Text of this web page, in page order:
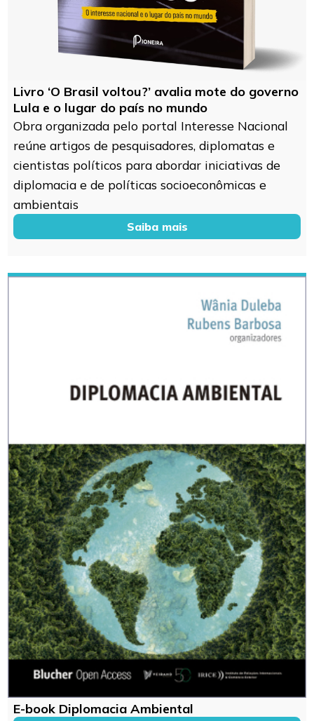
Livro ‘O Brasil voltou?’ avalia mote do governo
Lula e o lugar do país no mundo
Obra organizada pelo portal Interesse Nacional
reúne artigos de pesquisadores, diplomatas e
cientistas políticos para abordar iniciativas de
diplomacia e de políticas socioeconômicas e
ambientais
Saiba mais
E-book Diplomacia Ambiental